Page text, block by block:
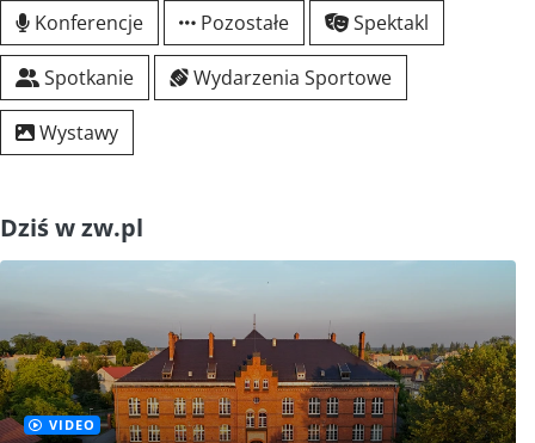
Konferencje Pozostałe Spektakl
Spotkanie Wydarzenia Sportowe
Wystawy
Dziś w zw.pl
VIDEO